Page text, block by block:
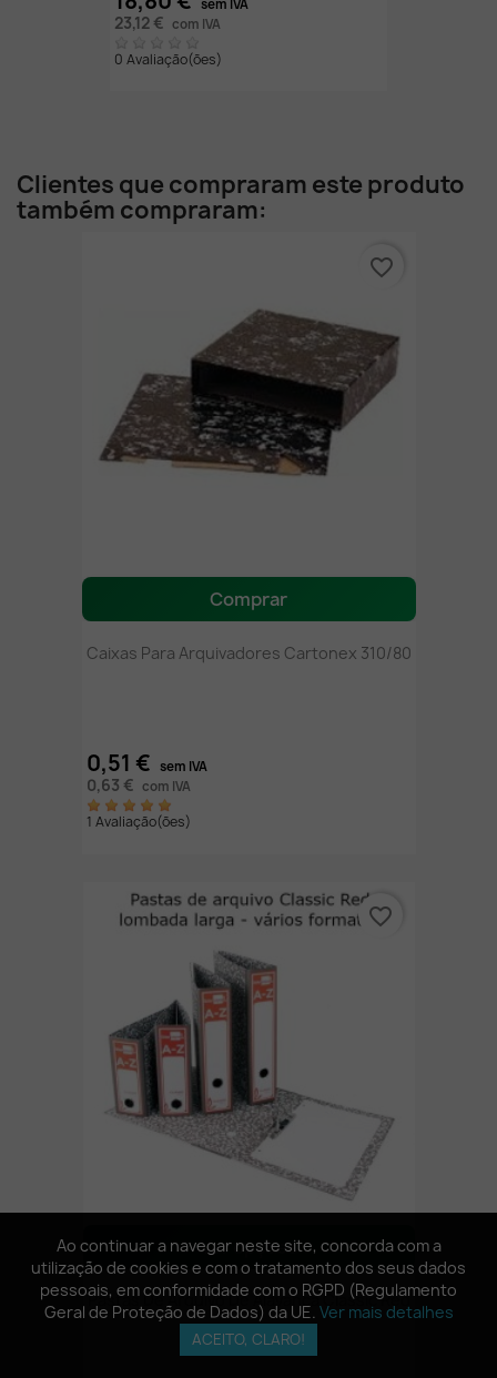
Ao continuar a navegar neste site, concorda com a
utilização de cookies e com o tratamento dos seus dados
pessoais, em conformidade com o RGPD (Regulamento
Geral de Proteção de Dados) da UE. Ver mais detalhes
ACEITO, CLARO!
sem IVA
23,12 € com IVA
0 Avaliação(ões)
Clientes que compraram este produto
também compraram:
Comprar
Caixas Para Arquivadores Cartonex 310/80
0,51 € sem IVA
0,63 € com IVA
1 Avaliação(ões)
favorite_border
Ver opções
Pastas De Arquivo De Alavanca Classic Red
favorite_border
Ao continuar a navegar neste site, concorda com a
utilização de cookies e com o tratamento dos seus dados
pessoais, em conformidade com o RGPD (Regulamento
Geral de Proteção de Dados) da UE. Ver mais detalhes
ACEITO, CLARO!